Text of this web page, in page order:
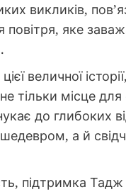
викликів,
яке
величної
тільки місце для
до глибоких
а й
підтримка